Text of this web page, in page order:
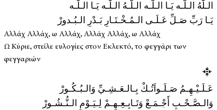
الـلَّهُ الـلَّـه يَـا الـلَّـه الـلَّـهُ الـلَّـه يَـا الـلَّـه
يَـا رَبِّ صَـلِّ عَـلَـى الـمُـخْـتَـارِ بَـدْرِ الـبُـدورْ
Αλλάχ Αλλάχ, ω Αλλάχ, Αλλάχ Αλλάχ, ω Αλλάχ
Ω Κύριε, στείλε ευλογίες στον Εκλεκτό, το φεγγάρι των
φεγγαριών
عَـلَـيْـهِـمُ صَـلَـواَتُـكْ بِـالـعَـشِـيِّ وَالـبُـكُـورْ
وَالـصَّـحْـبِ أَجْـمَـعْ وَتَـابِـعِـهِـمْ لِـيَـوْمِ الـنُّـشُـورْ